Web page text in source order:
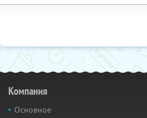
Компания
Основное